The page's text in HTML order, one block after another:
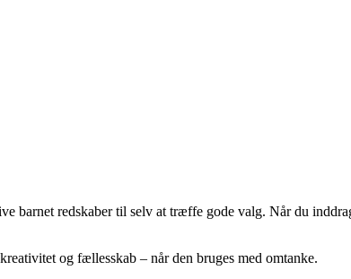
barnet redskaber til selv at træffe gode valg. Når du
og fællesskab – når den bruges med omtanke.